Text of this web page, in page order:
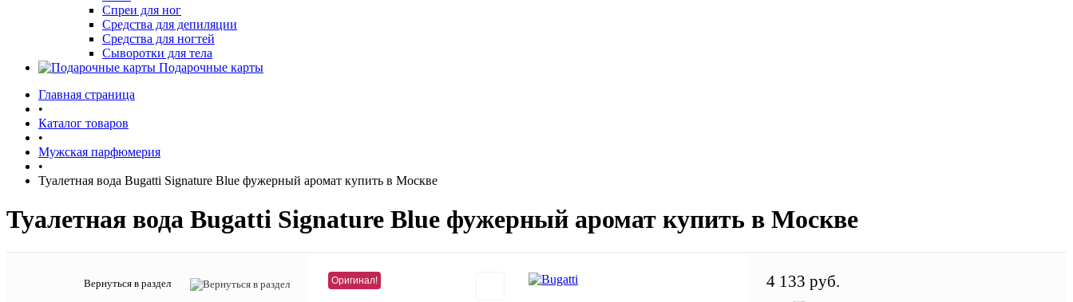
Спреи для ног
Средства для депиляции
Средства для ногтей
Сыворотки для тела
Подарочные карты
Главная страница
•
Каталог товаров
•
Мужская парфюмерия
•
Туалетная вода Bugatti Signature Blue фужерный аромат купить в Москве
Туалетная вода Bugatti Signature Blue фужерный аромат купить в Москве
Вернуться в раздел Оригинал! 4 133 руб.